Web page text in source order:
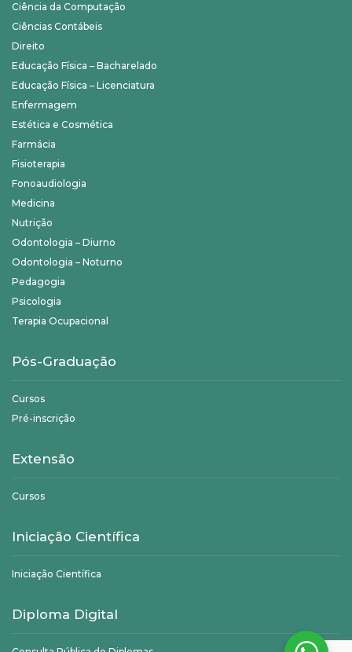
Ciência da Computação
Ciências Contábeis
Direito
Educação Física – Bacharelado
Educação Física – Licenciatura
Enfermagem
Estética e Cosmética
Farmácia
Fisioterapia
Fonoaudiologia
Medicina
Nutrição
Odontologia – Diurno
Odontologia – Noturno
Pedagogia
Psicologia
Terapia Ocupacional
Pós-Graduação
Cursos
Pré-inscrição
Extensão
Cursos
Iniciação Científica
Iniciação Científica
Diploma Digital